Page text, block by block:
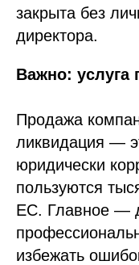
закрыта без
директора.
Важно: услуга
Продажа
ликвидация —
юридически
пользуются
ЕС. Главное —
избежать